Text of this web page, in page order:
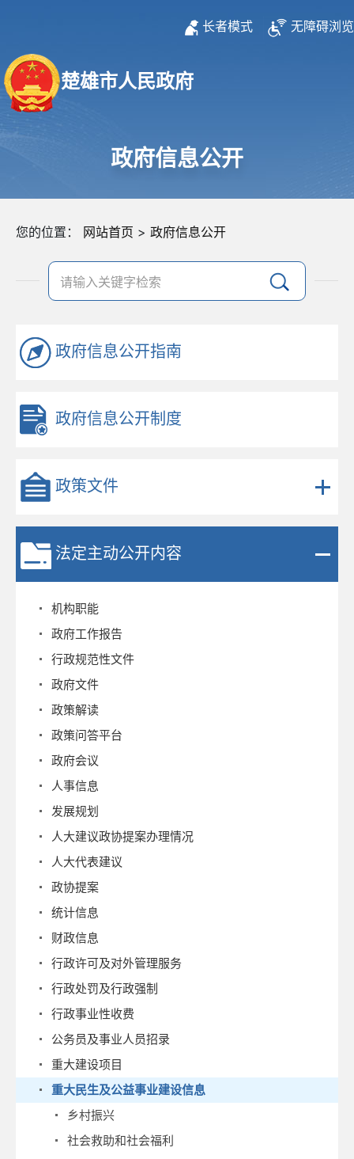
无障碍浏览
长者模式
楚雄市人民政府
政府信息公开
您的位置： 网站首页 > 政府信息公开
政府信息公开指南
政府信息公开制度
政策文件
法定主动公开内容
机构职能
政府工作报告
行政规范性文件
政府文件
政策解读
政策问答平台
政府会议
人事信息
发展规划
人大建议政协提案办理情况
人大代表建议
政协提案
统计信息
财政信息
行政许可及对外管理服务
行政处罚及行政强制
行政事业性收费
公务员及事业人员招录
重大建设项目
重大民生及公益事业建设信息
乡村振兴
社会救助和社会福利